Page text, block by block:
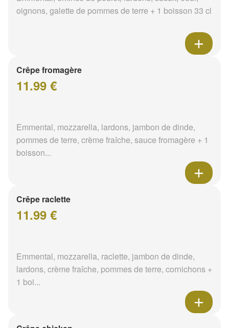
oignons, galette de pommes de terre + 1 boisson 33 cl
Crêpe fromagère
11.99 €
Emmental, mozzarella, lardons, jambon de dinde,
pommes de terre, crème fraîche, sauce fromagère + 1
boisson...
Crêpe raclette
11.99 €
Emmental, mozzarella, raclette, jambon de dinde,
lardons, crème fraîche, pommes de terre, cornichons +
1 boi...